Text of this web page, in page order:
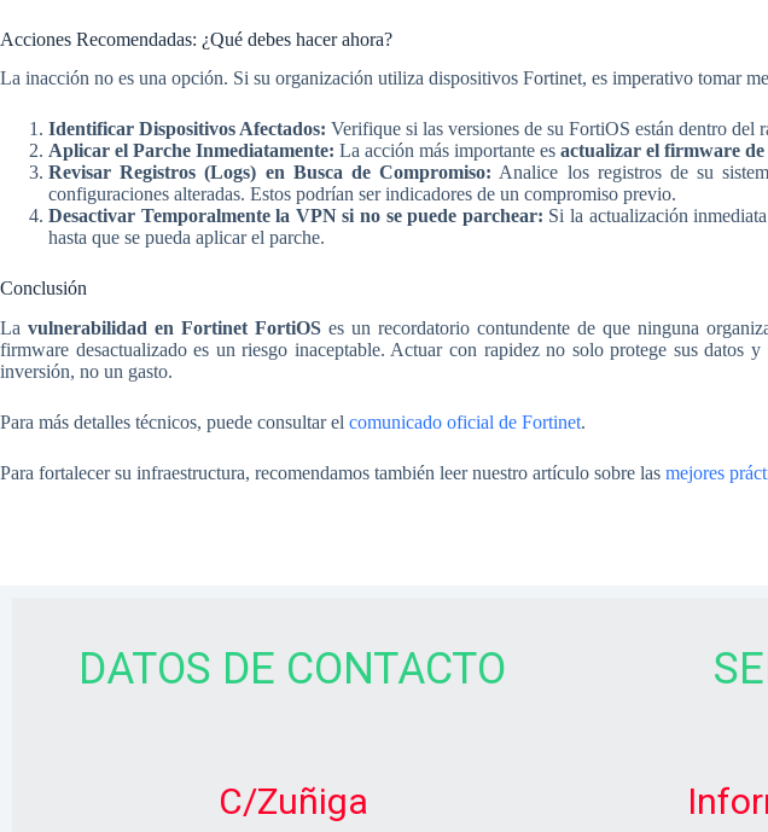
Acciones Recomendadas: ¿Qué debes hacer ahora?
La inacción no es una opción. Si su organización utiliza dispositivos Fortinet, es imperativo tomar
Identificar Dispositivos Afectados: Verifique si las versiones de su FortiOS están dentro
Aplicar el Parche Inmediatamente: La acción más importante es actualizar el firmware
Revisar Registros (Logs) en Busca de Compromiso: Analice los registros de su
configuraciones alteradas. Estos podrían ser indicadores de un compromiso previo.
Desactivar Temporalmente la VPN si no se puede parchear: Si la actualización
hasta que se pueda aplicar el parche.
Conclusión
La vulnerabilidad en Fortinet FortiOS es un recordatorio contundente de que ninguna
firmware desactualizado es un riesgo inaceptable. Actuar con rapidez no solo protege sus
inversión, no un gasto.
Para más detalles técnicos, puede consultar el comunicado oficial de Fortinet.
Para fortalecer su infraestructura, recomendamos también leer nuestro artículo sobre las mejores
DATOS DE CONTACTO
C/Zuñiga